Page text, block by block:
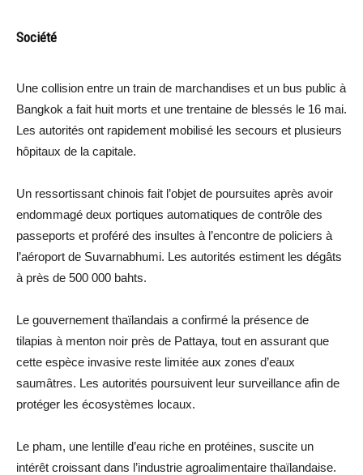
Société
Une collision entre un train de marchandises et un bus public à
Bangkok a fait huit morts et une trentaine de blessés le 16 mai.
Les autorités ont rapidement mobilisé les secours et plusieurs
hôpitaux de la capitale.
Un ressortissant chinois fait l’objet de poursuites après avoir
endommagé deux portiques automatiques de contrôle des
passeports et proféré des insultes à l’encontre de policiers à
l’aéroport de Suvarnabhumi. Les autorités estiment les dégâts
à près de 500 000 bahts.
Le gouvernement thaïlandais a confirmé la présence de
tilapias à menton noir près de Pattaya, tout en assurant que
cette espèce invasive reste limitée aux zones d’eaux
saumâtres. Les autorités poursuivent leur surveillance afin de
protéger les écosystèmes locaux.
Le pham, une lentille d’eau riche en protéines, suscite un
intérêt croissant dans l’industrie agroalimentaire thaïlandaise.